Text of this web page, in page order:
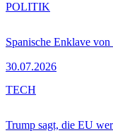
Spanische Enklave
30.07.2026
POLITIK
Trump sagt, die EU
TECH